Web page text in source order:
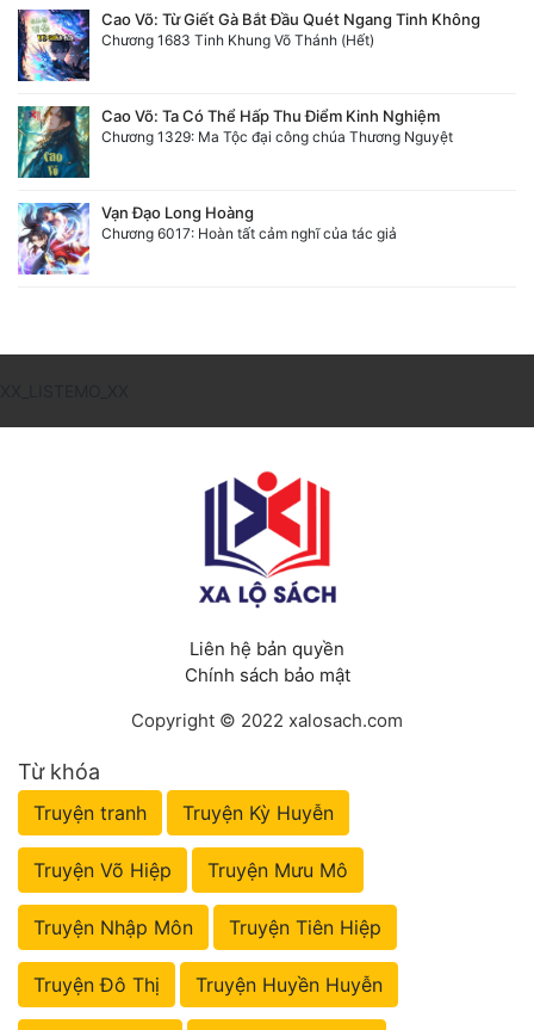
Cao Võ: Từ Giết Gà Bắt Đầu Quét Ngang Tinh Không
Chương 1683 Tinh Khung Võ Thánh (Hết)
Cao Võ: Ta Có Thể Hấp Thu Điểm Kinh Nghiệm
Chương 1329: Ma Tộc đại công chúa Thương Nguyệt
Vạn Đạo Long Hoàng
Chương 6017: Hoàn tất cảm nghĩ của tác giả
Liên hệ bản quyền
Chính sách bảo mật
Copyright © 2022 xalosach.com
Từ khóa
Truyện tranh Truyện Kỳ Huyễn
Truyện Võ Hiệp Truyện Mưu Mô
Truyện Nhập Môn Truyện Tiên Hiệp
Truyện Đô Thị Truyện Huyền Huyễn